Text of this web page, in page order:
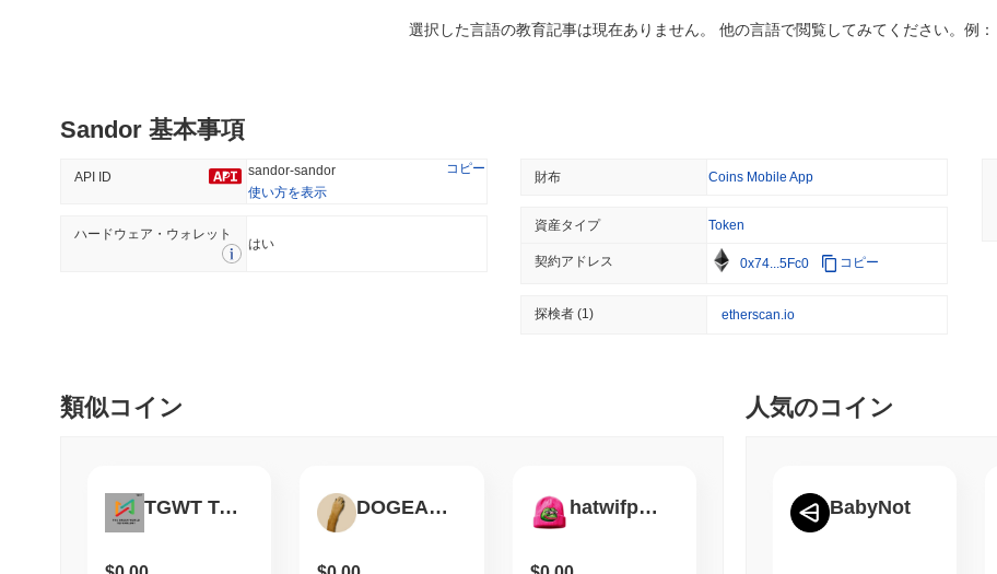
過去24時間で、Sandorの取引量は$0.00.
Sandorは現在、ATHより ~93.05% 低く取引されています .
0.00%
タムと比較して、SANDORの価格アクションにおける一時的な遅れを示
#377
トレンド
CRYPTO REGULATIONS TRADING
CloudflareがAIエージェン
August 06 2026 (22 hours ago)
August 06 2026 (1 day ago)
August 06 2026
選択した言語の教育記事は現在ありません。 他の言語で閲覧してみてください。例：
Sandor 基本事項
API ID sandor-sandor
コピー
使い方を表示
ハードウェア・ウォレット
はい
財布 Coins Mobile App
資産タイプ Token
契約アドレス 0x74...5Fc0 コピー
探検者(1) etherscan.io
類似コイン
TGWT Token DOGEARM hatwifpepe
人気のコイン
BabyNot